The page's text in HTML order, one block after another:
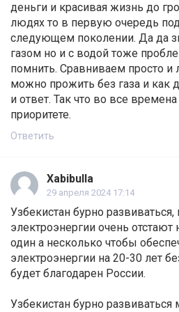
деньги и красивая жизнь до
людях то в первую очередь
следующем поколении. Да да
газом но и с водой тоже
помнить. Сравниваем просто и
можно прожить без газа и как
и ответ. Так что во все
приоритете.
Ответить
Xabibulla
29 апреля 2024 17:14
Узбекистан бурно
электроэнергии очень
один а несколько чтобы
электроэнергии на 20-30 лет
будет благодарен России.
Узбекистан бурно развиваться